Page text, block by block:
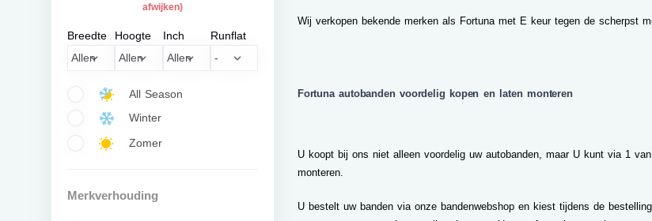
afwijken)
Breedte Hoogte Inch Runflat
All Season
Winter
Zomer
Merkverhouding
Wij verkopen bekende merken als Fortuna met E keur tegen de scherpst
Fortuna autobanden voordelig kopen en laten monteren
U koopt bij ons niet alleen voordelig uw autobanden, maar U kunt via 1
monteren.
U bestelt uw banden via onze bandenwebshop en kiest tijdens de